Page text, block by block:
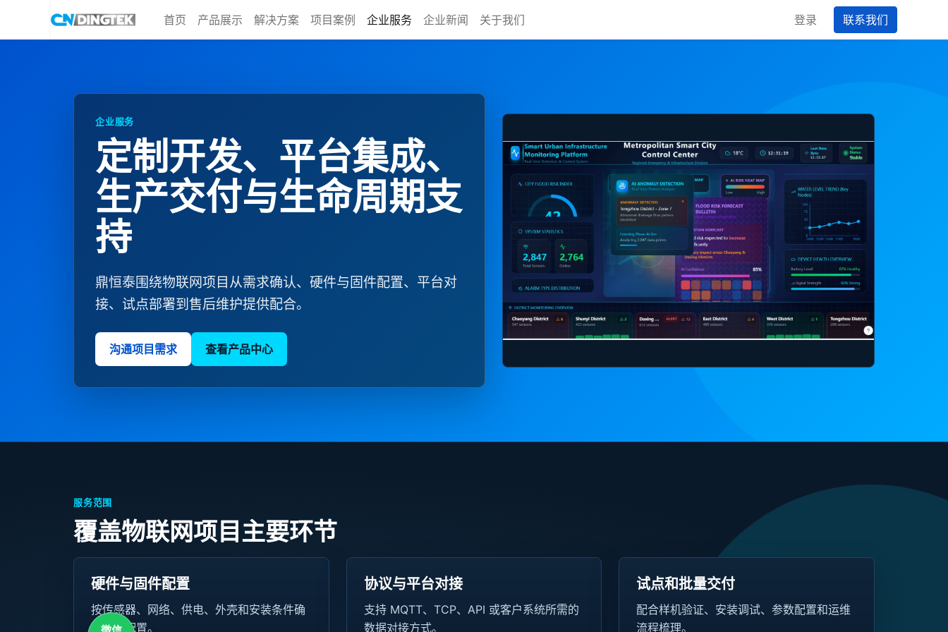
首页 产品展示 解决方案 项目案例 企业服务 企业新闻 关于我们 登录 联系我们
企业服务
定制开发、平台集成、
生产交付与生命周期支
持
鼎恒泰围绕物联网项目从需求确认、硬件与固件配置、平台对
接、试点部署到售后维护提供配合。
沟通项目需求 查看产品中心
服务范围
覆盖物联网项目主要环节
硬件与固件配置
按传感器、网络、供电、外壳和安装条件确
认项目配置。
协议与平台对接
支持 MQTT、TCP、API 或客户系统所需的
数据对接方式。
试点和批量交付
配合样机验证、安装调试、参数配置和运维
流程梳理。